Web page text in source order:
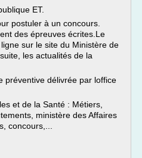
ET.
postuler à un concours.
des épreuves écrites.Le
sur le site du Ministère de
les actualités de la
préventive délivrée par loffice
et de la Santé : Métiers,
ministère des Affaires
concours,...